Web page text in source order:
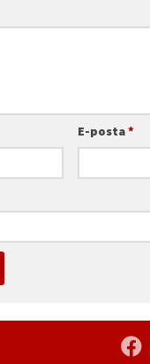
E-posta*